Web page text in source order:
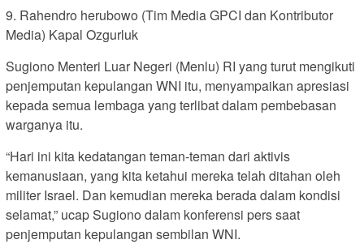
9. Rahendro herubowo (Tim Media GPCI dan Kontributor
Media) Kapal Ozgurluk
Sugiono Menteri Luar Negeri (Menlu) RI yang turut mengikuti
penjemputan kepulangan WNI itu, menyampaikan apresiasi
kepada semua lembaga yang terlibat dalam pembebasan
warganya itu.
“Hari ini kita kedatangan teman-teman dari aktivis
kemanusiaan, yang kita ketahui mereka telah ditahan oleh
militer Israel. Dan kemudian mereka berada dalam kondisi
selamat,” ucap Sugiono dalam konferensi pers saat
penjemputan kepulangan sembilan WNI.